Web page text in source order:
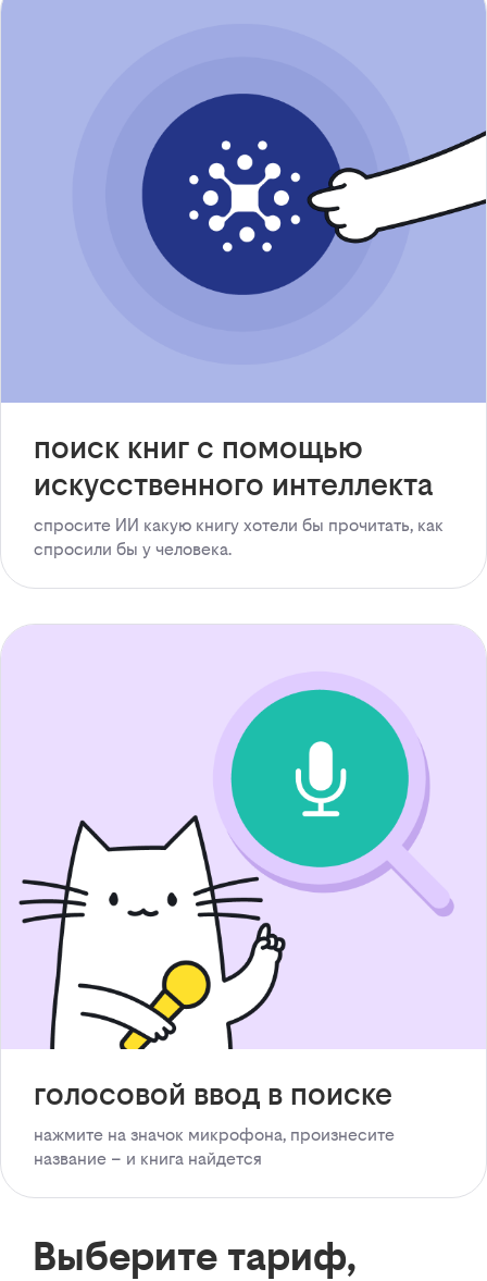
поиск книг с помощью
искусственного интеллекта
спросите ИИ какую книгу хотели бы прочитать, как
спросили бы у человека.
голосовой ввод в поиске
нажмите на значок микрофона, произнесите
название – и книга найдется
Выберите тариф,